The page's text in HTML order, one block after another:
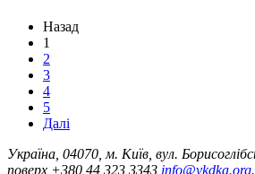
Назад
1
2
3
4
5
Далі
Україна, 04070, м. Київ, вул.
поверх +380 44 323 3343